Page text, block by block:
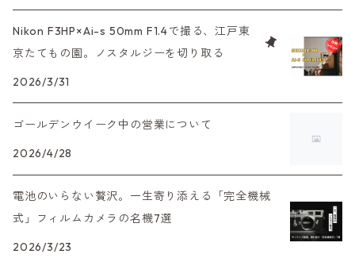
XAシリーズ
Konica（コニカ）
C35シリーズ
Leica（ライカ）
バルナック
Mシリーズ
minilux
HASSELBLAD（ハッセルブラッド）
500台シリーズ
Rollei（ローライ）
35シリーズ
RICOH（リコー）
コンパクト
Voigtlander（フォクトレンダー）
大判カメラ
デジタルカメラ
フィルムカメラその他
S（ニコン）
FD（キヤノン）
EF（キヤノン）
OM（オリンパス）
A（ミノルタ（ソニー））
MD（ミノルタ）
滅多にお目にかかれない激レア商品！
プレゼント、贈答用にも！
Nikon F3HP×Ai-s 50mm F1.4で撮る、江戸東
京たてもの園。ノスタルジーを切り取る
2026/3/31
ゴールデンウイーク中の営業について
2026/4/28
電池のいらない贅沢。一生寄り添える「完全機械
式」フィルムカメラの名機7選
2026/3/23